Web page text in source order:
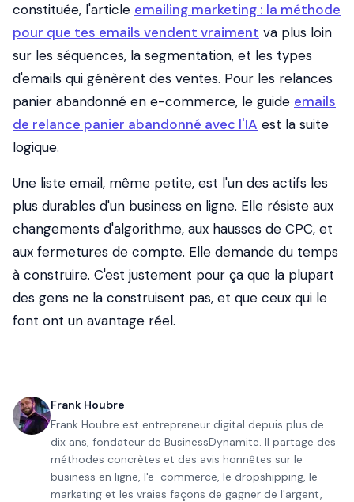
constituée, l'article emailing marketing : la méthode
pour que tes emails vendent vraiment va plus loin
sur les séquences, la segmentation, et les types
d'emails qui génèrent des ventes. Pour les relances
panier abandonné en e-commerce, le guide emails
de relance panier abandonné avec l'IA est la suite
logique.
Une liste email, même petite, est l'un des actifs les
plus durables d'un business en ligne. Elle résiste aux
changements d'algorithme, aux hausses de CPC, et
aux fermetures de compte. Elle demande du temps
à construire. C'est justement pour ça que la plupart
des gens ne la construisent pas, et que ceux qui le
font ont un avantage réel.
Frank Houbre
Frank Houbre est entrepreneur digital depuis plus de
dix ans, fondateur de BusinessDynamite. Il partage des
méthodes concrètes et des avis honnêtes sur le
business en ligne, l'e-commerce, le dropshipping, le
marketing et les vraies façons de gagner de l'argent,